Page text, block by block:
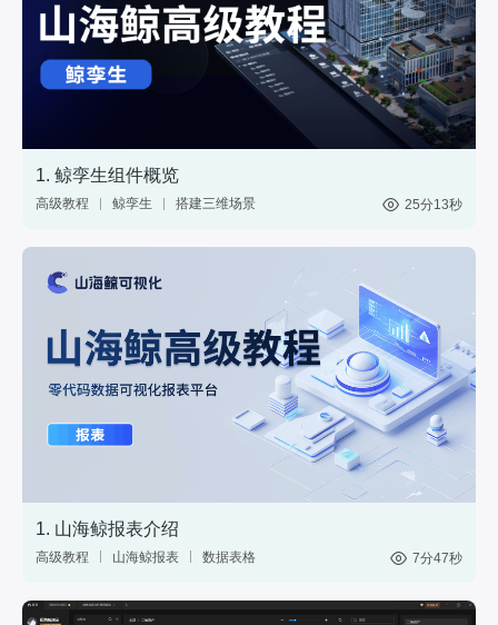
1. 鲸孪生组件概览
高级教程 鲸孪生
搭建三维场景
25分13秒
1. 山海鲸报表介绍
高级教程 山海鲸报表
数据表格
7分47秒